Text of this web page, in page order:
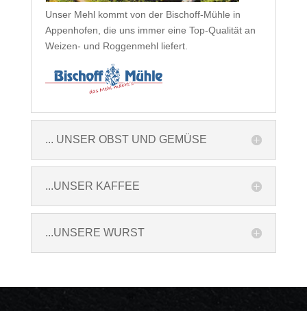
Unser Mehl kommt von der Bischoff-Mühle in
Appenhofen, die uns immer eine Top-Qualität an
Weizen- und Roggenmehl liefert.
... UNSER OBST UND GEMÜSE
...UNSER KAFFEE
...UNSERE WURST